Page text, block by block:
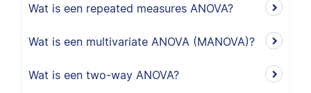
Wat is een repeated measures ANOVA?
Wat is een multivariate ANOVA (MANOVA)?
Wat is een two-way ANOVA?